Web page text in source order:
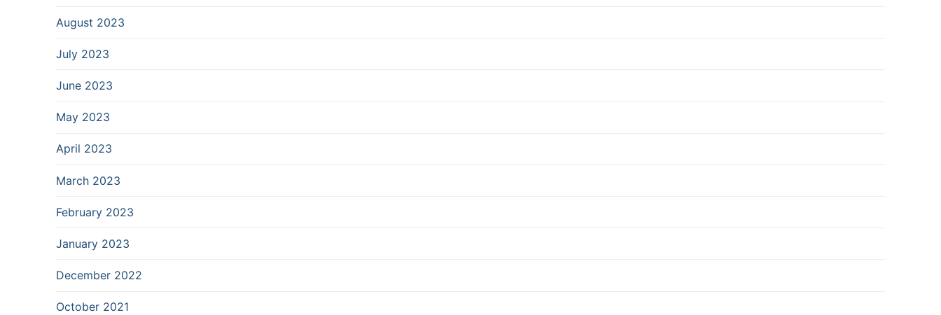
August 2023
July 2023
June 2023
May 2023
April 2023
March 2023
February 2023
January 2023
December 2022
October 2021